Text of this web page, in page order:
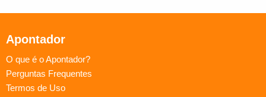
Apontador
O que é o Apontador?
Perguntas Frequentes
Termos de Uso